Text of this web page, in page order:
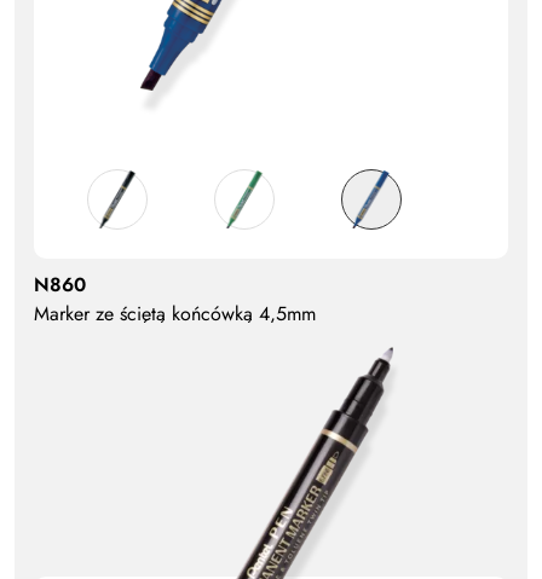
N860
Marker ze ściętą końcówką 4,5mm